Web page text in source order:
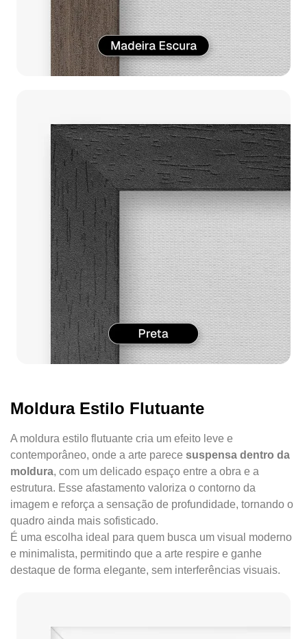
Moldura Estilo Flutuante
A moldura estilo flutuante cria um efeito leve e
contemporâneo, onde a arte parece suspensa dentro da
moldura, com um delicado espaço entre a obra e a
estrutura. Esse afastamento valoriza o contorno da
imagem e reforça a sensação de profundidade, tornando o
quadro ainda mais sofisticado.
É uma escolha ideal para quem busca um visual moderno
e minimalista, permitindo que a arte respire e ganhe
destaque de forma elegante, sem interferências visuais.